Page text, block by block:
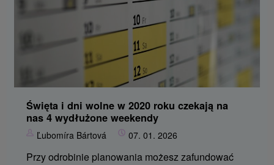
Święta i dni wolne w 2020 roku czekają na
nas 4 wydłużone weekendy
Ľubomíra Bártová 07. 01. 2026
Przy odrobinie planowania możesz zafundować